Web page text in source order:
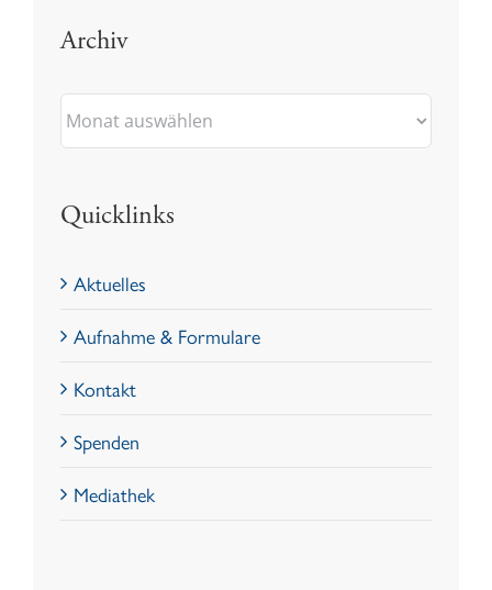
Archiv
Quicklinks
Aktuelles
Aufnahme & Formulare
Kontakt
Spenden
Mediathek